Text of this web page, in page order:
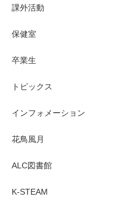
課外活動
保健室
卒業生
トピックス
インフォメーション
花鳥風月
ALC図書館
K-STEAM